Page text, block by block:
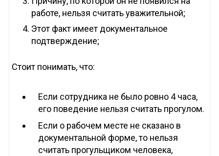
работе, нельзя считать уважительной;
Этот факт имеет документальное
подтверждение;
Стоит понимать, что:
Если сотрудника не было ровно 4 часа,
его поведение нельзя считать прогулом.
Если о рабочем месте не сказано в
документальной форме, то нельзя
считать прогульщиком человека,